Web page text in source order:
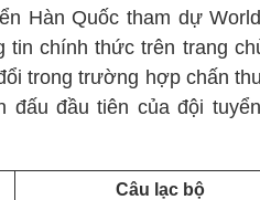
Hàn Quốc tham dự
tin chính thức trên trang
trong trường hợp chấn
đấu đầu tiên của đội
Câu lạc bộ